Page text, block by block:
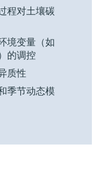
程对土壤碳
境变量（如
的调控
质性
季节动态模